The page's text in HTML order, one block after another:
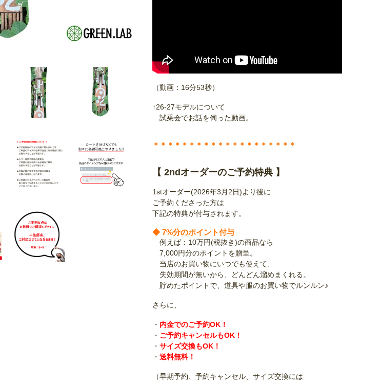
（動画：16分53秒）
↑26-27モデルについて
試乗会でお話を伺った動画。
＊＊＊＊＊＊＊＊＊＊＊＊＊＊＊＊＊＊＊＊
【 2ndオーダーのご予約特典 】
1stオーダー(2026年3月2日)より後に
ご予約くださった方は
下記の特典が付与されます。
◆ 7%分のポイント付与
例えば：10万円(税抜き)の商品なら
7,000円分のポイントを贈呈。
当店のお買い物にいつでも使えて、
失効期間が無いから、どんどん溜めまくれる。
貯めたポイントで、道具や服のお買い物でルンルン♪
さらに、
・ 内金でのご予約OK！
・ ご予約キャンセルもOK！
・ サイズ交換もOK！
・ 送料無料！
（早期予約、予約キャンセル、サイズ交換には